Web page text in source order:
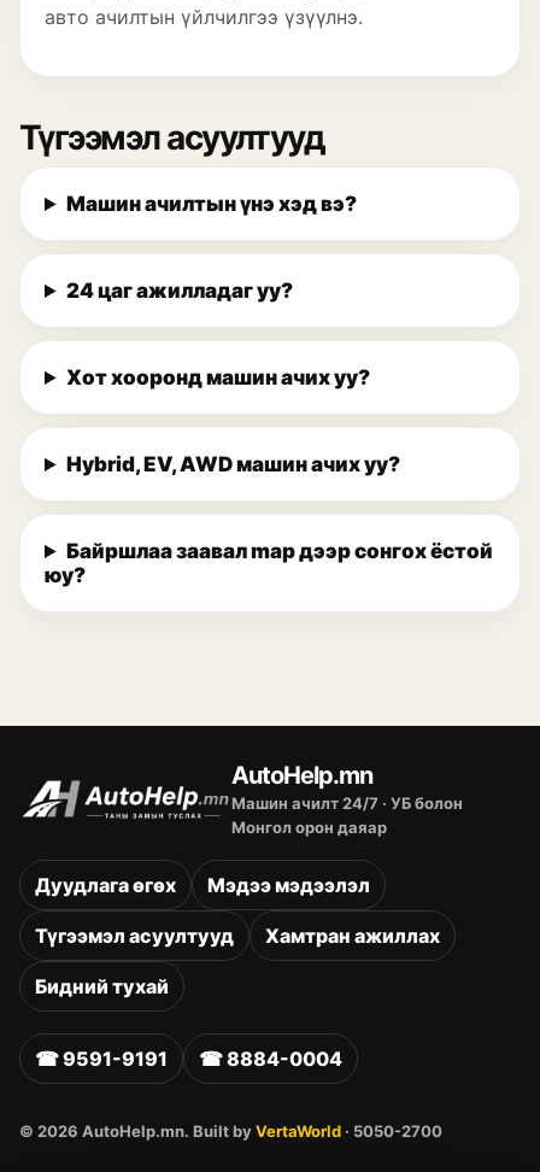
авто ачилтын үйлчилгээ үзүүлнэ.
Түгээмэл асуултууд
Машин ачилтын үнэ хэд вэ?
24 цаг ажилладаг уу?
Хот хооронд машин ачих уу?
Hybrid, EV, AWD машин ачих уу?
Байршлаа заавал map дээр сонгох ёстой
юу?
AutoHelp.mn
Машин ачилт 24/7 · УБ болон
Монгол орон даяар
Дуудлага өгөх Мэдээ мэдээлэл
Түгээмэл асуултууд Хамтран ажиллах
Бидний тухай
☎9591-9191 ☎8884-0004
© 2026 AutoHelp.mn. Built byVertaWorld · 5050-2700